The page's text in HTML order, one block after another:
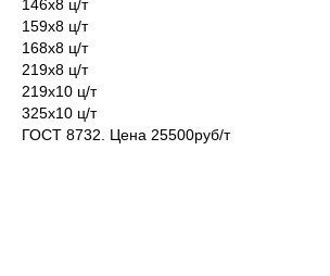
146х8 ц/т
159х8 ц/т
168х8 ц/т
219х8 ц/т
219х10 ц/т
325х10 ц/т
ГОСТ 8732. Цена 25500руб/т